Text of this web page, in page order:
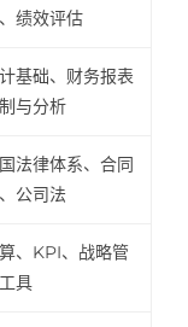
绩效评估
基础、财务报表
与分析
法律体系、合同
公司法
、KPI、战略管
具